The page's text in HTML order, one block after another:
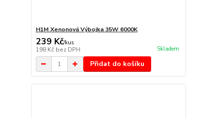
H1M Xenonová Výbojka 35W 6000K
239 Kč/kus
198 Kč bez DPH Skladem
Přidat do košíku